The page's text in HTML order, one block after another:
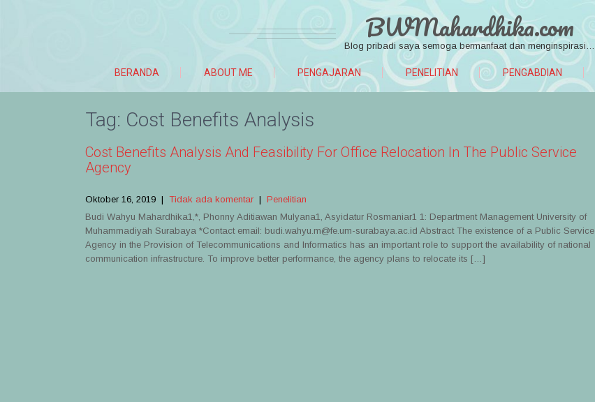
BWMahardhika.com
Blog pribadi saya semoga bermanfaat dan menginspirasi…
BERANDA ABOUT ME PENGAJARAN PENELITIAN PENGABDIAN
Tag: Cost Benefits Analysis
Cost Benefits Analysis And Feasibility For Office Relocation In The Public Service
Agency
Oktober 16, 2019 | Tidak ada komentar | Penelitian
Budi Wahyu Mahardhika1,*, Phonny Aditiawan Mulyana1, Asyidatur Rosmaniar1 1: Department Management University of
Muhammadiyah Surabaya *Contact email: budi.wahyu.m@fe.um-surabaya.ac.id Abstract The existence of a Public Service
Agency in the Provision of Telecommunications and Informatics has an important role to support the availability of national
communication infrastructure. To improve better performance, the agency plans to relocate its […]